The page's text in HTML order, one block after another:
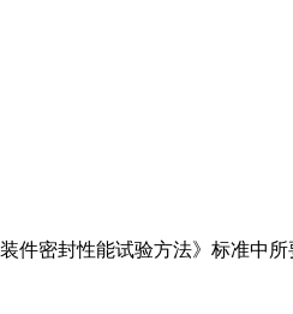
件密封性能试验方法》标准中